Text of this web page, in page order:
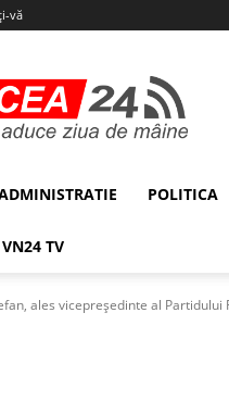
vă
POLITICA
VN24 TV
ales vicepreședinte al Partidului